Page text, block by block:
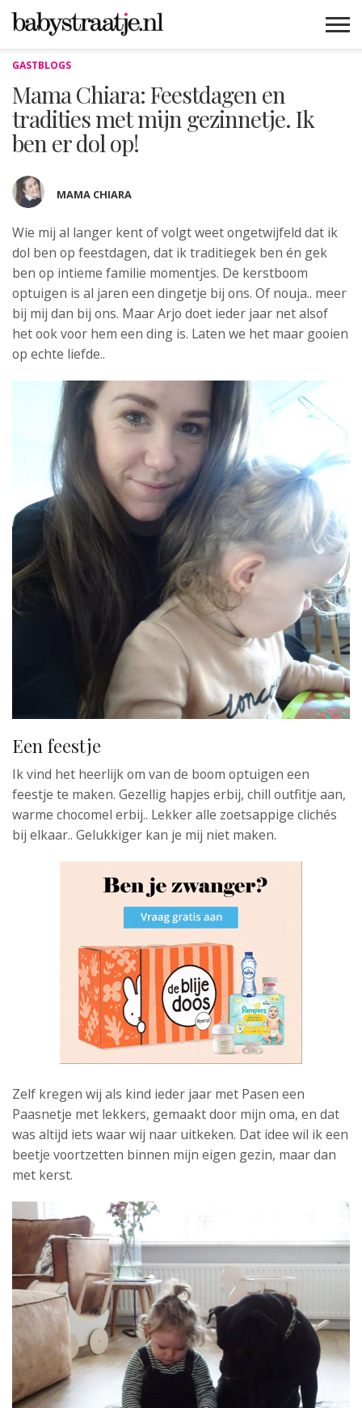
GASTBLOGS
Mama Chiara: Feestdagen en
tradities met mijn gezinnetje. Ik
ben er dol op!
MAMA CHIARA
Wie mij al langer kent of volgt weet ongetwijfeld dat ik
dol ben op feestdagen, dat ik traditiegek ben én gek
ben op intieme familie momentjes. De kerstboom
optuigen is al jaren een dingetje bij ons. Of nouja.. meer
bij mij dan bij ons. Maar Arjo doet ieder jaar net alsof
het ook voor hem een ding is. Laten we het maar gooien
op echte liefde..
Een feestje
Ik vind het heerlijk om van de boom optuigen een
feestje te maken. Gezellig hapjes erbij, chill outfitje aan,
warme chocomel erbij.. Lekker alle zoetsappige clichés
bij elkaar.. Gelukkiger kan je mij niet maken.
Zelf kregen wij als kind ieder jaar met Pasen een
Paasnetje met lekkers, gemaakt door mijn oma, en dat
was altijd iets waar wij naar uitkeken. Dat idee wil ik een
beetje voortzetten binnen mijn eigen gezin, maar dan
met kerst.